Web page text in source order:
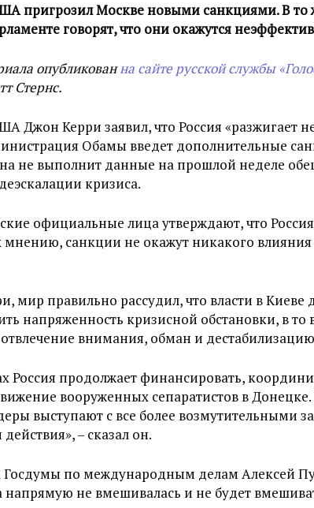
пригрозил Москве новыми санкциями. В то
говорят, что они окажутся
опубликованна сайте русской службы
Стернс.
Джон Керри заявил, что Россия «разжигает
Обамы введет дополнительные
не выполнит данные на прошлой неделе
кризиса.
официальные лица утверждают, что
санкции не окажут никакого
мир правильно рассудил, что власти в Киеве
напряженность кризисной обстановки, в то
отвлечение внимания, обман и
Россия продолжает финансировать,
вооруженных сепаратистов в
выступают с все более возмутительными
– сказал он.
Госдумы по международным делам Алексей
напрямую не вмешивалась и не будет